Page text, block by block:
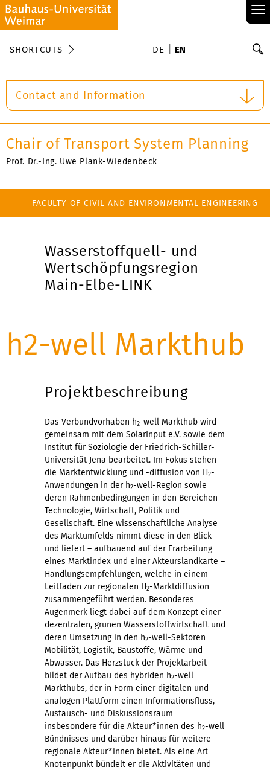
≡
SHORTCUTS DE EN
Contact and Information
Chair of Transport System Planning
Prof. Dr.-Ing. Uwe Plank-Wiedenbeck
FACULTY OF CIVIL AND ENVIRONMENTAL ENGINEERING
Wasserstoffquell- und
Wertschöpfungsregion
Main-Elbe-LINK
h2-well Markthub
Projektbeschreibung
Das Verbundvorhaben h2-well Markthub wird
gemeinsam mit dem SolarInput e.V. sowie dem
Institut für Soziologie der Friedrich-Schiller-
Universität Jena bearbeitet. Im Fokus stehen
die Marktentwicklung und -diffusion von H2-
Anwendungen in der h2-well-Region sowie
deren Rahmenbedingungen in den Bereichen
Technologie, Wirtschaft, Politik und
Gesellschaft. Eine wissenschaftliche Analyse
des Marktumfelds nimmt diese in den Blick
und liefert – aufbauend auf der Erarbeitung
eines Marktindex und einer Akteurslandkarte –
Handlungsempfehlungen, welche in einem
Leitfaden zur regionalen H2-Marktdiffusion
zusammengeführt werden. Besonderes
Augenmerk liegt dabei auf dem Konzept einer
dezentralen, grünen Wasserstoffwirtschaft und
deren Umsetzung in den h2-well-Sektoren
Mobilität, Logistik, Baustoffe, Wärme und
Abwasser. Das Herzstück der Projektarbeit
bildet der Aufbau des hybriden h2-well
Markthubs, der in Form einer digitalen und
analogen Plattform einen Informationsfluss,
Austausch- und Diskussionsraum
insbesondere für die Akteur*innen des h2-well
Bündnisses und darüber hinaus für weitere
regionale Akteur*innen bietet. Als eine Art
Knotenpunkt bündelt er die Aktivitäten und